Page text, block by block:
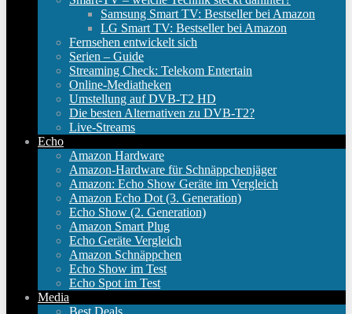
Samsung Smart TV: Bestseller bei Amazon
LG Smart TV: Bestseller bei Amazon
Fernsehen entwickelt sich
Serien – Guide
Streaming Check: Telekom Entertain
Online-Mediatheken
Umstellung auf DVB-T2 HD
Die besten Alternativen zu DVB-T2?
Live-Streams
Echo
Amazon Hardware
Amazon-Hardware für Schnäppchenjäger
Amazon: Echo Show Geräte im Vergleich
Amazon Echo Dot (3. Generation)
Echo Show (2. Generation)
Amazon Smart Plug
Echo Geräte Vergleich
Amazon Schnäppchen
Echo Show im Test
Echo Spot im Test
Media
Best Deals